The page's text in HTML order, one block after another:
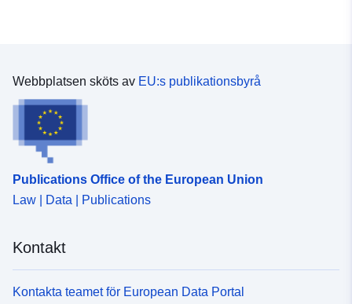
Webbplatsen sköts av EU:s publikationsbyrå
Publications Office of the European Union
Law | Data | Publications
Kontakt
Kontakta teamet för European Data Portal